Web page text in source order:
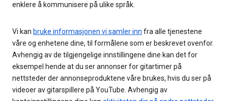
enklere å kommunisere på ulike språk.
Vi kan bruke informasjonen vi samler inn fra alle tjenestene
våre og enhetene dine, til formålene som er beskrevet ovenfor.
Avhengig av de tilgjengelige innstillingene dine kan det for
eksempel hende at du ser annonser for gitartimer på
nettsteder der annonseproduktene våre brukes, hvis du ser på
videoer av gitarspillere på YouTube. Avhengig av